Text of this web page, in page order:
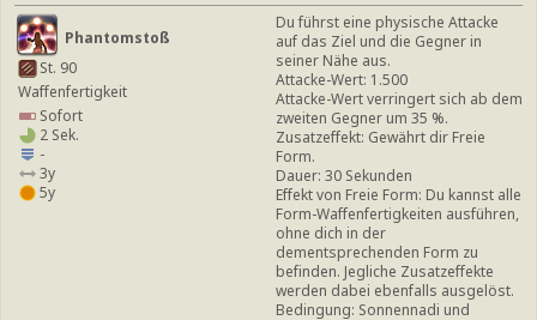
Phantomstoß
St. 90
Waffenfertigkeit
Sofort
2 Sek.
-
3y
5y
Du führst eine physische Attacke
auf das Ziel und die Gegner in
seiner Nähe aus.
Attacke-Wert: 1.500
Attacke-Wert verringert sich ab dem
zweiten Gegner um 35 %.
Zusatzeffekt: Gewährt dir Freie
Form.
Dauer: 30 Sekunden
Effekt von Freie Form: Du kannst alle
Form-Waffenfertigkeiten ausführen,
ohne dich in der
dementsprechenden Form zu
befinden. Jegliche Zusatzeffekte
werden dabei ebenfalls ausgelöst.
Bedingung: Sonnennadi und